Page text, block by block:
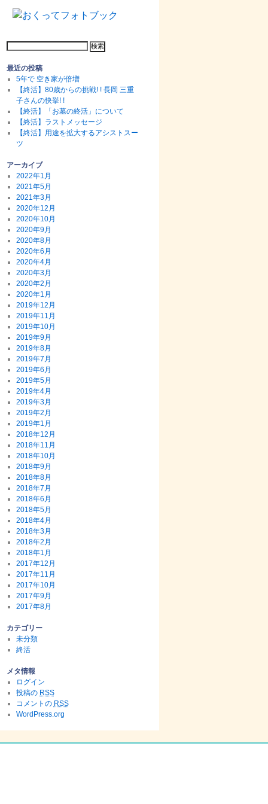
最近の投稿
5年で 空き家が倍増
【終活】80歳からの挑戦! ! 長岡 三重
子さんの快挙! !
【終活】「お墓の終活」について
【終活】ラストメッセージ
【終活】用途を拡大するアシストスー
ツ
アーカイブ
2022年1月
2021年5月
2021年3月
2020年12月
2020年10月
2020年9月
2020年8月
2020年6月
2020年4月
2020年3月
2020年2月
2020年1月
2019年12月
2019年11月
2019年10月
2019年9月
2019年8月
2019年7月
2019年6月
2019年5月
2019年4月
2019年3月
2019年2月
2019年1月
2018年12月
2018年11月
2018年10月
2018年9月
2018年8月
2018年7月
2018年6月
2018年5月
2018年4月
2018年3月
2018年2月
2018年1月
2017年12月
2017年11月
2017年10月
2017年9月
2017年8月
カテゴリー
未分類
終活
メタ情報
ログイン
投稿の RSS
コメントの RSS
WordPress.org